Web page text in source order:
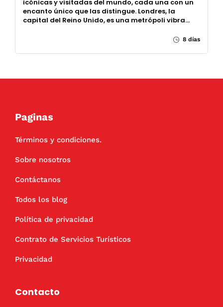
icónicas y visitadas del mundo, cada una con un
encanto único que las distingue. Londres, la
capital del Reino Unido, es una metrópoli vibra…
8 días
Paginas
Términos y condiciones.
Sobre nosotros
Contáctanos
Todos los blog
Política de privacidad
Contrato de Servicios Turísticos
Privacidad
Contacto